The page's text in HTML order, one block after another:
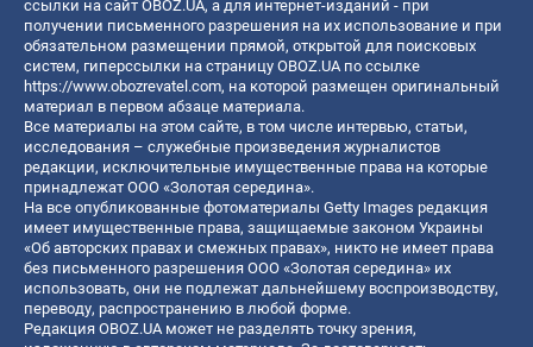
ссылки на сайт OBOZ.UA, а для интернет-изданий - при
получении письменного разрешения на их использование и при
обязательном размещении прямой, открытой для поисковых
систем, гиперссылки на страницу OBOZ.UA по ссылке
https://www.obozrevatel.com, на которой размещен оригинальный
материал в первом абзаце материала.
Все материалы на этом сайте, в том числе интервью, статьи,
исследования – служебные произведения журналистов
редакции, исключительные имущественные права на которые
принадлежат ООО «Золотая середина».
На все опубликованные фотоматериалы Getty Images редакция
имеет имущественные права, защищаемые законом Украины
«Об авторских правах и смежных правах», никто не имеет права
без письменного разрешения ООО «Золотая середина» их
использовать, они не подлежат дальнейшему воспроизводству,
переводу, распространению в любой форме.
Редакция OBOZ.UA может не разделять точку зрения,